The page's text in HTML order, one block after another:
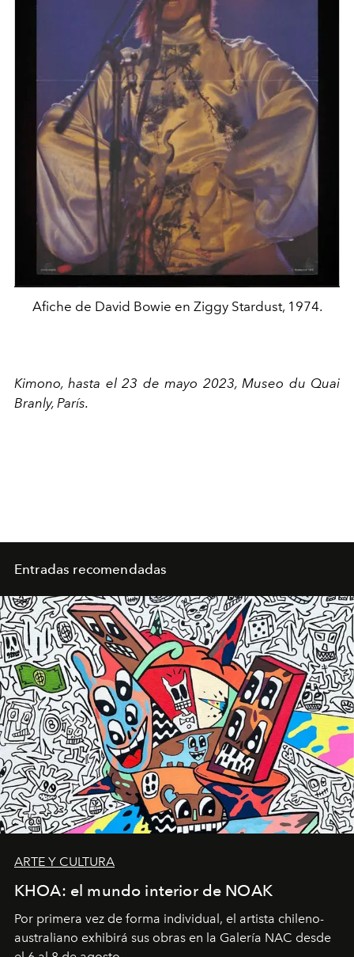
Afiche de David Bowie en Ziggy Stardust, 1974.
Kimono, hasta el 23 de mayo 2023, Museo du Quai
Branly, París.
Entradas recomendadas
ARTE Y CULTURA
KHOA: el mundo interior de NOAK
Por primera vez de forma individual, el artista chileno-
australiano exhibirá sus obras en la Galería NAC desde